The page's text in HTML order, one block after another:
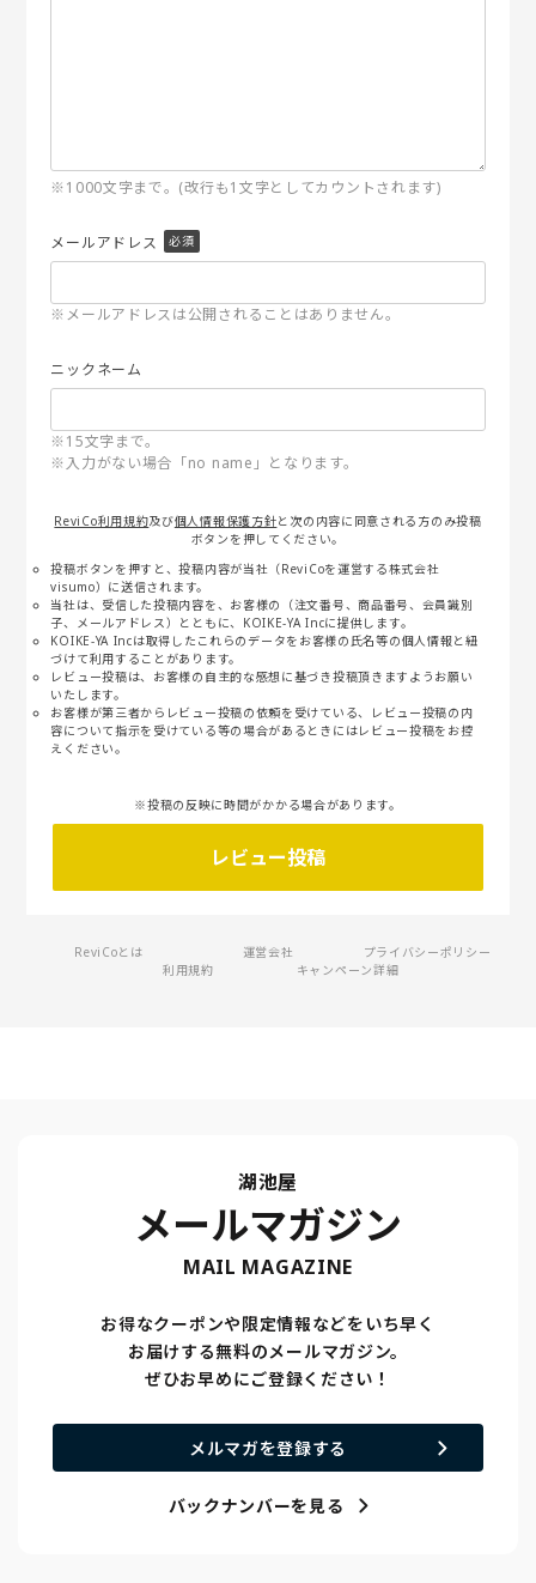
※1000文字まで。(改行も1文字としてカウントされます)
メールアドレス
※メールアドレスは公開されることはありません。
ニックネーム
※15文字まで。
※入力がない場合「no name」となります。
ReviCo利用規約及び個人情報保護方針と次の内容に同意される方のみ投稿
ボタンを押してください。
投稿ボタンを押すと、投稿内容が当社（ReviCoを運営する株式会社
visumo）に送信されます。
当社は、受信した投稿内容を、お客様の（注文番号、商品番号、会員識別
子、メールアドレス）とともに、KOIKE-YA Incに提供します。
KOIKE-YA Incは取得したこれらのデータをお客様の氏名等の個人情報と紐
づけて利用することがあります。
レビュー投稿は、お客様の自主的な感想に基づき投稿頂きますようお願い
いたします。
お客様が第三者からレビュー投稿の依頼を受けている、レビュー投稿の内
容について指示を受けている等の場合があるときにはレビュー投稿をお控
えください。
※投稿の反映に時間がかかる場合があります。
レビュー投稿
ReviCoとは 運営会社
プライバシーポリシー
利用規約
キャンペーン詳細
湖池屋
メールマガジン
MAIL MAGAZINE
お得なクーポンや限定情報などをいち早く
お届けする無料のメールマガジン。
ぜひお早めにご登録ください！
メルマガを登録する
バックナンバーを見る